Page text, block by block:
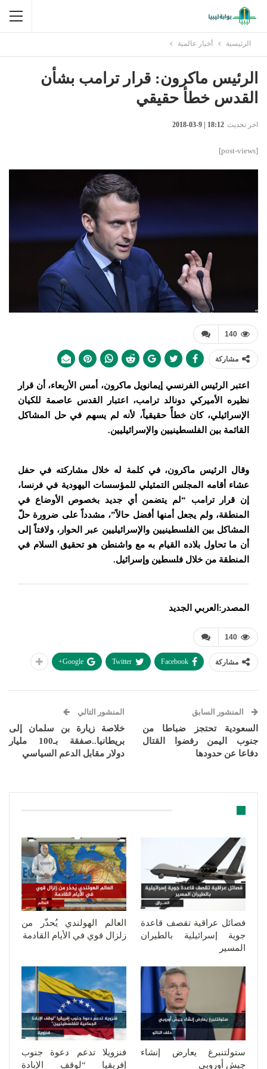
الرئيسية أخبار عالمية
الرئيس ماكرون: قرار ترامب بشأن
القدس خطأ حقيقي
اخر تحديث 18:12 | 9-03-2018
[post-views]
140
مشاركة
اعتبر الرئيس الفرنسي إيمانويل ماكرون، أمس الأربعاء، أن قرار
نظيره الأميركي دونالد ترامب، اعتبار القدس عاصمة للكيان
الإسرائيلي، كان خطأً حقيقياً، لأنه لم يسهم في حل المشاكل
القائمة بين الفلسطينيين والإسرائيليين.
وقال الرئيس ماكرون، في كلمة له خلال مشاركته في حفل
عشاء أقامه المجلس التمثيلي للمؤسسات اليهودية في فرنسا،
إن قرار ترامب “لم يتضمن أي جديد بخصوص الأوضاع في
المنطقة، ولم يجعل أمنها أفضل حالاً”، مشدداً على ضرورة حلّ
المشاكل بين الفلسطينيين والإسرائيليين عبر الحوار، ولافتاً إلى
أن ما تحاول بلاده القيام به مع واشنطن هو تحقيق السلام في
المنطقة من خلال فلسطين وإسرائيل.
المصدر:العربي الجديد
140
مشاركة Facebook
Twitter
Google+
المنشور السابق
السعودية تحتجز ضباطا من
جنوب الیمن رفضوا القتال
دفاعا عن حدودها
المنشور التالي
خلاصة زيارة بن سلمان إلى
بريطانيا..صفقة بـ100 مليار
دولار مقابل الدعم السياسي
فصائل عراقية تقصف قاعدة
جوية إسرائيلية بالطيران
المسير
العالم الهولندي يُحذّر من
زلزال قوي في الأيام القادمة
ستولتنبرغ يعارض إنشاء
جيش أوروبي
فنزويلا تدعم دعوة جنوب
إفريقيا “لوقف الإبادة